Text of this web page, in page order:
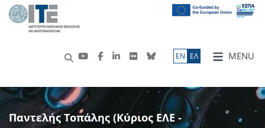
MENU
ΕN ΕΛ
Παντελής Τοπάλης (Κύριος ΕΛΕ -